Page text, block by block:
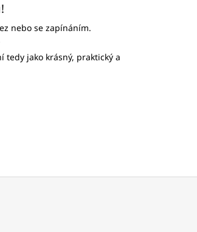
nebo se zapínáním.
tedy jako krásný, praktický a